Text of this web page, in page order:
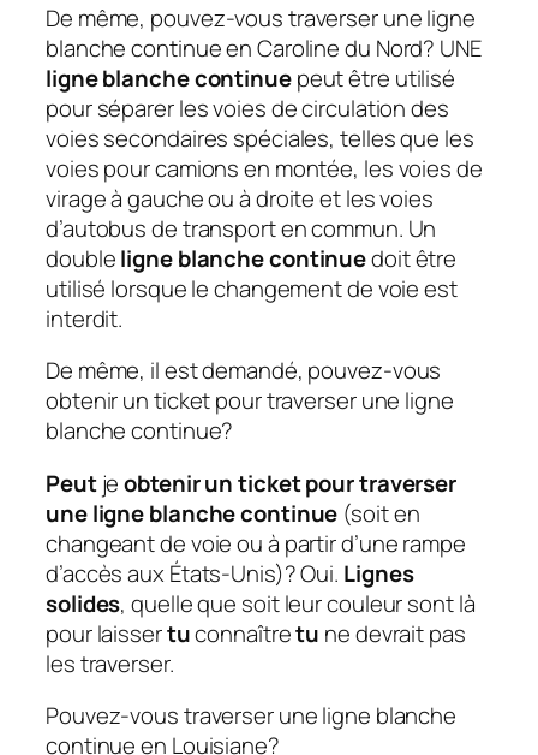
De même, pouvez-vous traverser une ligne
blanche continue en Caroline du Nord? UNE
ligne blanche continuepeut être utilisé
pour séparer les voies de circulation des
voies secondaires spéciales, telles que les
voies pour camions en montée, les voies de
virage à gauche ou à droite et les voies
d’autobus de transport en commun. Un
doubleligne blanche continuedoit être
utilisé lorsque le changement de voie est
interdit.
De même, il est demandé, pouvez-vous
obtenir un ticket pour traverser une ligne
blanche continue?
Peutjeobtenir un ticket pour traverser
une ligne blanche continue (soit en
changeant de voie ou à partir d’une rampe
d’accès aux États-Unis)? Oui. Lignes
solides, quelle que soit leur couleur sont là
pour laissertuconnaîtretu ne devrait pas
les traverser.
Pouvez-vous traverser une ligne blanche
continue en Louisiane?